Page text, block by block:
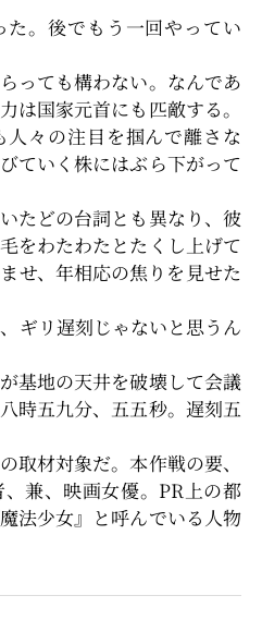
た。後でもう一回やってい
っても構わない。なんであ
は国家元首にも匹敵する。
々の注目を掴んで離さな
ていく株にはぶら下がって
たどの台詞とも異なり、彼
をわたわたとたくし上げて
せ、年相応の焦りを見せた
ギリ遅刻じゃないと思うん
基地の天井を破壊して会議
時五九分、五五秒。遅刻五
取材対象だ。本作戦の要、
兼、映画女優。PR上の都
法少女』と呼んでいる人物